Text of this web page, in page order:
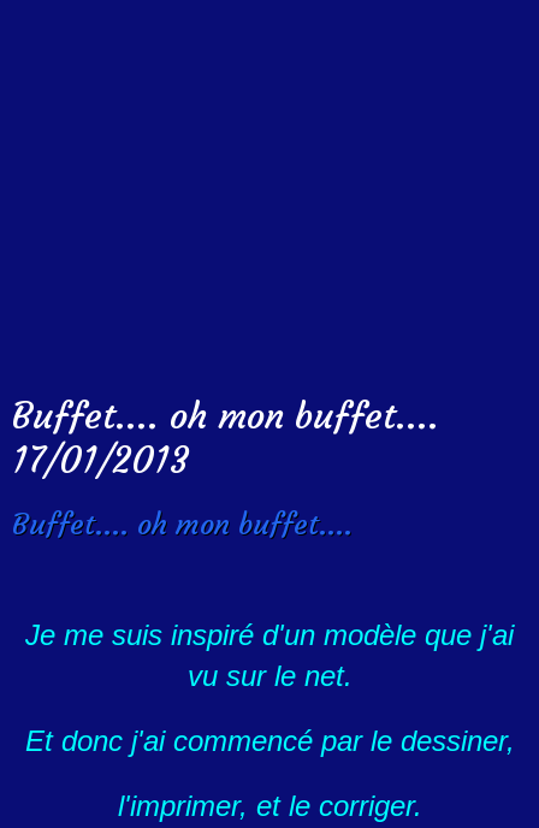
Buffet.... oh mon buffet....
17/01/2013
Buffet.... oh mon buffet....
Je me suis inspiré d'un modèle que j'ai
vu sur le net.
Et donc j'ai commencé par le dessiner,
l'imprimer, et le corriger.